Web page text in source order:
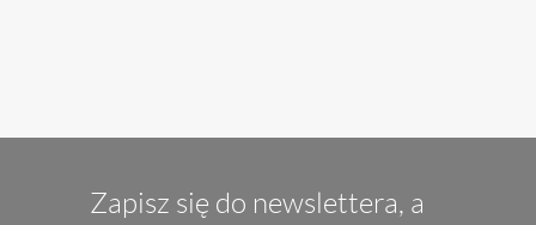
Zapisz się do newslettera, a